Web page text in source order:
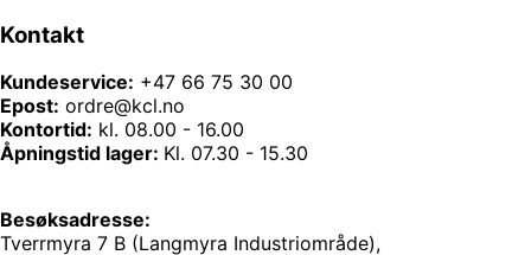
Kontakt
Kundeservice: +47 66 75 30 00
Epost: ordre@kcl.no
Kontortid: kl. 08.00 - 16.00
Åpningstid lager: Kl. 07.30 - 15.30
Besøksadresse:
Tverrmyra 7 B (Langmyra Industriområde),